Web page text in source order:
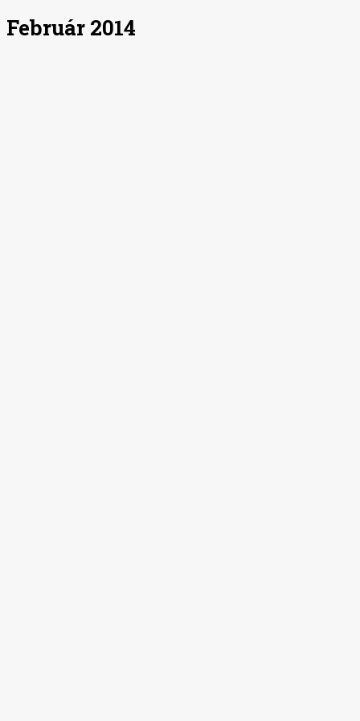
Február 2014